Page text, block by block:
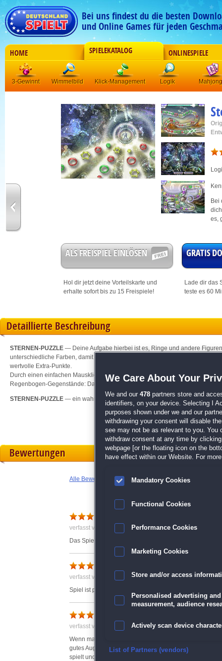
Bei uns findest du die besten
und Online Games für jeden
HOME SPIELEKATALOG ONLINESPIELE
3-Gewinnt Wimmelbild Klick-Management Logik Mahjong
Bei
es,
ALS FREISPIEL EINLÖSEN
Hol dir jetzt deine Vorteilskarte und
erhalte sofort bis zu 15 Freispiele!
GRATIS
Lade dir das
teste es 60
Detaillierte Beschreibung
STERNEN-PUZZLE — Deine Aufgabe hierbei ist es, Ringe und andere
unterschiedliche Farben, damit es nicht zu einfach wird. Die Zeit sitzt dir im
wertvolle Extra-Punkte.
Durch einen einfachen Mausklick bewegst du die Gegenstände, die auf einer
Regenbogen-Gegenstände: Das sind Joker, die du für jede Farbe einsetzen
STERNEN-PUZZLE — ein wahrlich himmlisches PC-Spiel für die ganze
Bewertungen
Alle Bewertungen anzeigen
verfasst von Marion am 15.03.2009 um 17:22
Das Spiel ist gar nicht so einfach, wie es am Anfang
verfasst von Anonym am 23.06.2017 um 14:38
Spiel ist prima
verfasst von Gaby (Webworky) am 26.03.2010 um 09:39
Wenn man mal dahintergestiegen ist, wie es
gutes Auge, das den Bildschirm rasch überblickt. Am
spielt und somit den "Sternenglanz" wirken lässt!
We Care About Your
We and our 478 partners store and
identifiers, on your device. Selecting I
purposes shown under we and our
withdrawing your consent will disable
see may not be as relevant to you. You
withdraw consent at any time by
webpage [or the floating icon on the
have effect within our Website. For
Mandatory Cookies
Functional Cookies
Performance Cookies
Marketing Cookies
Store and/or access
Personalised advertising
measurement, audience
Actively scan device
Ensure security, prevent
List of Partners (vendors)